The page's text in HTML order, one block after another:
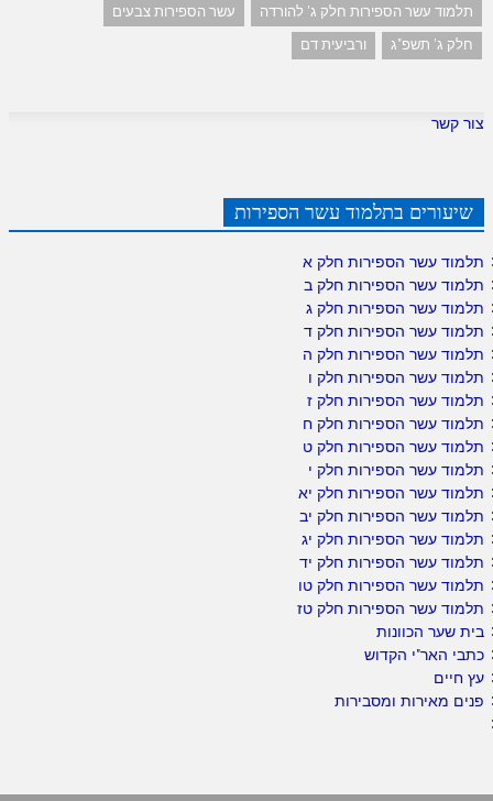
תלמוד עשר הספירות חלק ג' להורדה
עשר הספירות צבעים
חלק ג' תשפ"ג
ורביעית דם
צור קשר
שיעורים בתלמוד עשר הספירות
תלמוד עשר הספירות חלק א
תלמוד עשר הספירות חלק ב
תלמוד עשר הספירות חלק ג
תלמוד עשר הספירות חלק ד
תלמוד עשר הספירות חלק ה
תלמוד עשר הספירות חלק ו
תלמוד עשר הספירות חלק ז
תלמוד עשר הספירות חלק ח
תלמוד עשר הספירות חלק ט
תלמוד עשר הספירות חלק י
תלמוד עשר הספירות חלק יא
תלמוד עשר הספירות חלק יב
תלמוד עשר הספירות חלק יג
תלמוד עשר הספירות חלק יד
תלמוד עשר הספירות חלק טו
תלמוד עשר הספירות חלק טז
בית שער הכוונות
כתבי האר"י הקדוש
עץ חיים
פנים מאירות ומסבירות